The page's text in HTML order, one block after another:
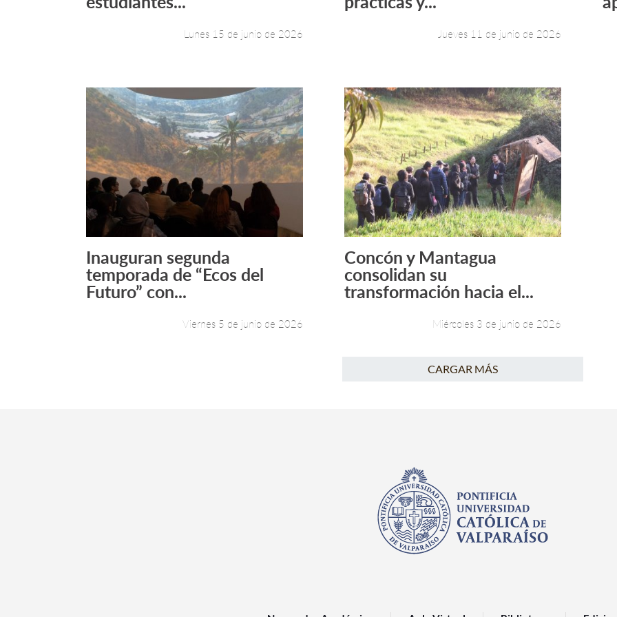
Lunes 15 de junio de 2026 Jueves 11 de junio de 2026
Leer más +
Inauguran segunda
temporada de “Ecos del
Futuro” con...
Viernes 5 de junio de 2026
Leer más +
Concón y Mantagua
consolidan su
transformación hacia el...
Miércoles 3 de junio de 2026
CARGAR MÁS